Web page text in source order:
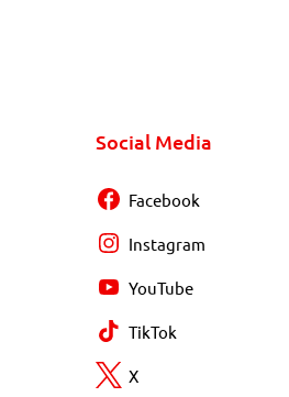
Social Media
Facebook
Instagram
YouTube
TikTok
X